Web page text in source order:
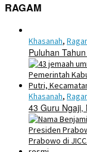
RAGAM
Khasanah,
Puluhan
Khasanah,
43 Guru